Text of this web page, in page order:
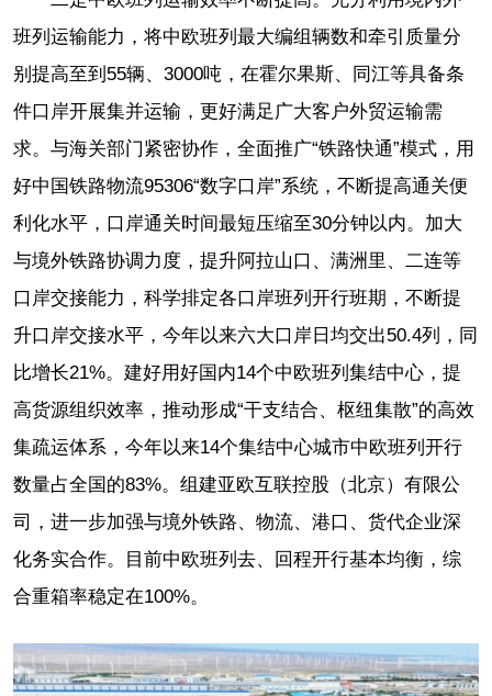
班列运输能力，将中欧班列最大编组辆数和牵引质量分
别提高至到55辆、3000吨，在霍尔果斯、同江等具备条
件口岸开展集并运输，更好满足广大客户外贸运输需
求。与海关部门紧密协作，全面推广“铁路快通”模式，用
好中国铁路物流95306“数字口岸”系统，不断提高通关便
利化水平，口岸通关时间最短压缩至30分钟以内。加大
与境外铁路协调力度，提升阿拉山口、满洲里、二连等
口岸交接能力，科学排定各口岸班列开行班期，不断提
升口岸交接水平，今年以来六大口岸日均交出50.4列，同
比增长21%。建好用好国内14个中欧班列集结中心，提
高货源组织效率，推动形成“干支结合、枢纽集散”的高效
集疏运体系，今年以来14个集结中心城市中欧班列开行
数量占全国的83%。组建亚欧互联控股（北京）有限公
司，进一步加强与境外铁路、物流、港口、货代企业深
化务实合作。目前中欧班列去、回程开行基本均衡，综
合重箱率稳定在100%。